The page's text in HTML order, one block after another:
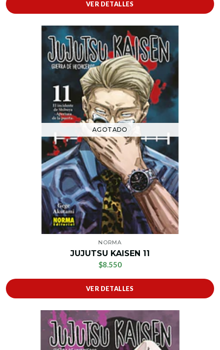
VER DETALLES
AGOTADO
NORMA
JUJUTSU KAISEN 11
$8.550
VER DETALLES